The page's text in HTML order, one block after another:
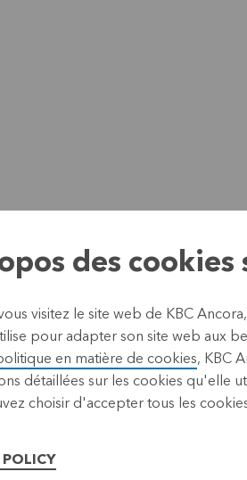
informations
de rachat d’actions
signale qu’elle a racheté au total
des cookies
visitez le site web de KBC
pour adapter son site web aux
en matière de cookies, KBC
détaillées sur les cookies qu'elle
choisir d'accepter tous les